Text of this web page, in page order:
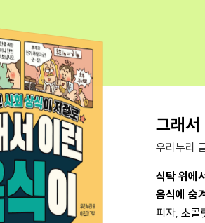
그래서
우리누리
식탁 위에
음식에 숨
피자, 초콜